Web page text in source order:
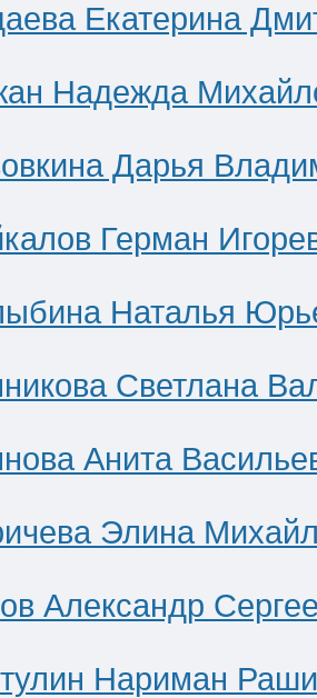
Екатерина
Надежда
Дарья
Герман
Наталья
Светлана
Анита
Элина
Александр
Нариман